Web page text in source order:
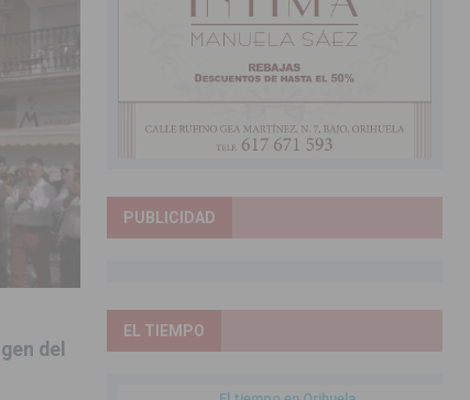
del
PUBLICIDAD
EL TIEMPO